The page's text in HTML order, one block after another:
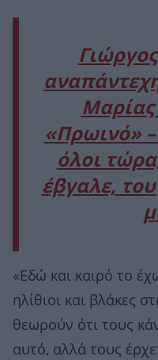
«Πρωινό»
όλοι
έβγαλε,
«Εδώ και καιρό το
ηλίθιοι και βλάκες
θεωρούν ότι τους
αυτό, αλλά τους